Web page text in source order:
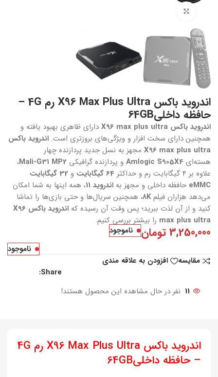
اندروید باکس X96 Max Plus Ultra رم 4G –
حافظه داخلی64GB
اندروید باکس X96 max plus ultra
دارای ظاهری بهبود یافته و
همچنین دارای سخت افزار و ویژگی‌های بروزتری است.اندروید باکس
X96 max plus ultra مجهز به نسل جدید پردازنده چهار
هسته‌ایAmlogic S905X4 و پردازنده گرافیکی Mali-G31 MP2،
علاوه بر 4 گیگابایت رم و حداکثر
64 گیگابایت و
32 گیگابایت
eMMC حافظه داخلی و مجهز بهاندروید 11
، همه اینها به شما امکان
می‌دهد هزاران فیلم8K، همچنین سریال‌ها و حتی بازی‌ها را تماشا
کنید و از آن لذت ببرید؛ پس وقت آن رسیده که
اندروید باکس X96
max plus ultra را بیشتر بررسی کنیم.
3,250,000 تومان
ناموجود
ناموجود
مقایسه
افزودن به علاقه مندی
Share:
11 نفر در حال مشاهده این محصول هستند!
اندروید باکس X96 Max Plus Ultra رم 4G
– حافظه داخلی64GB